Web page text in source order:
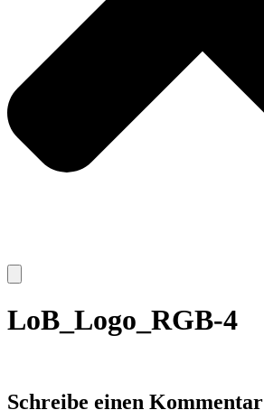
LoB_Logo_RGB-4
Schreibe einen Kommentar